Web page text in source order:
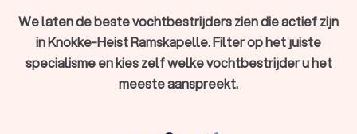
We laten de beste vochtbestrijders zien die actief zijn
in Knokke-Heist Ramskapelle. Filter op het juiste
specialisme en kies zelf welke vochtbestrijder u het
meeste aanspreekt.